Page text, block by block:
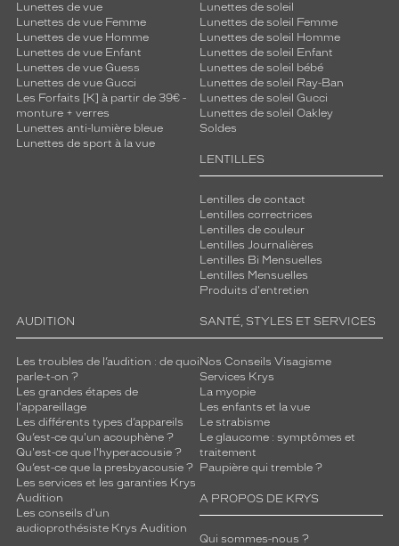
Lunettes de vue
Lunettes de vue Femme
Lunettes de vue Homme
Lunettes de vue Enfant
Lunettes de vue Guess
Lunettes de vue Gucci
Les Forfaits [K] à partir de 39€ -
monture + verres
Lunettes anti-lumière bleue
Lunettes de sport à la vue
Lunettes de soleil
Lunettes de soleil Femme
Lunettes de soleil Homme
Lunettes de soleil Enfant
Lunettes de soleil bébé
Lunettes de soleil Ray-Ban
Lunettes de soleil Gucci
Lunettes de soleil Oakley
Soldes
LENTILLES
Lentilles de contact
Lentilles correctrices
Lentilles de couleur
Lentilles Journalières
Lentilles Bi Mensuelles
Lentilles Mensuelles
Produits d'entretien
AUDITION
Les troubles de l’audition : de quoi
parle-t-on ?
Les grandes étapes de
l'appareillage
Les différents types d’appareils
Qu’est-ce qu'un acouphène ?
Qu'est-ce que l'hyperacousie ?
Qu’est-ce que la presbyacousie ?
Les services et les garanties Krys
Audition
Les conseils d'un
audioprothésiste Krys Audition
SANTÉ, STYLES ET SERVICES
Nos Conseils Visagisme
Services Krys
La myopie
Les enfants et la vue
Le strabisme
Le glaucome : symptômes et
traitement
Paupière qui tremble ?
A PROPOS DE KRYS
Qui sommes-nous ?